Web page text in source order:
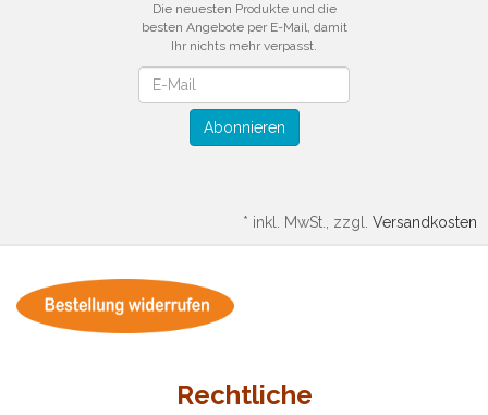
Die neuesten Produkte und die
besten Angebote per E-Mail, damit
Ihr nichts mehr verpasst.
Abonnieren
* inkl. MwSt., zzgl. Versandkosten
Rechtliche